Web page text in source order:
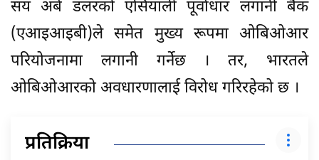
सय अर्ब डलरको एसियाली पूर्वाधार लगानी बैंक
(एआइआइबी)ले समेत मुख्य रूपमा ओबिओआर
परियोजनामा लगानी गर्नेछ । तर, भारतले
ओबिओआरको अवधारणालाई विरोध गरिरहेको छ ।
प्रतिक्रिया